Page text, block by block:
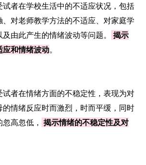
者在学校生活中的不适应状况，包括
、对老师教学方法的不适应、对家庭学
由此产生的情绪波动等问题。
揭示
应和情绪波动。
者在情绪方面的不稳定性，表现为对
情绪反应时而激烈，时而平缓，同时
高忽低， 揭示情绪的不稳定性及对